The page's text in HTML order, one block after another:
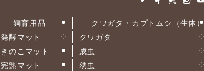
飼育用品
発酵マット
きのこマット
完熟マット
クワガタ・カブトムシ（生体）
クワガタ
成虫
幼虫